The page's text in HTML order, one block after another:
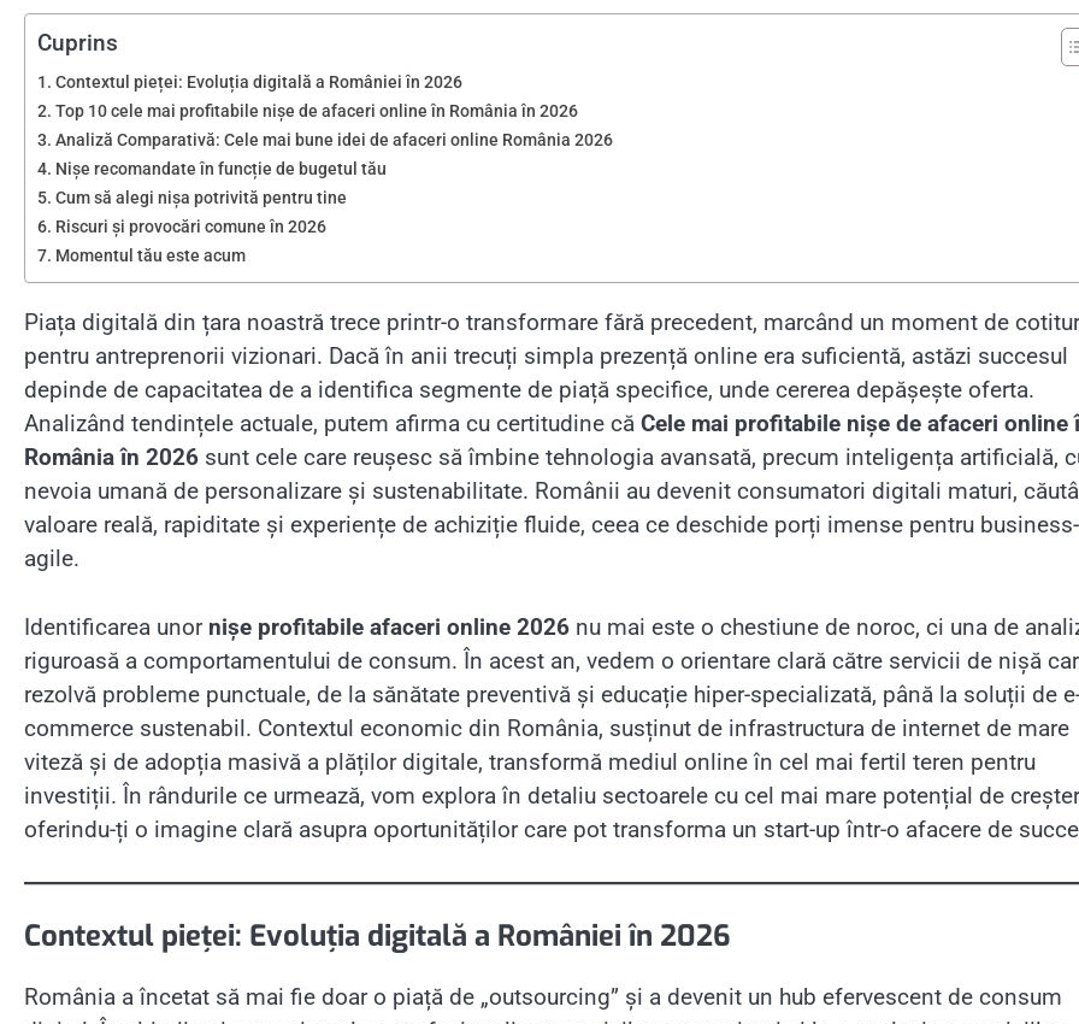
Cuprins
Contextul pieței: Evoluția digitală a României în 2026
Top 10 cele mai profitabile nișe de afaceri online în România în 2026
Analiză Comparativă: Cele mai bune idei de afaceri online România 2026
Nișe recomandate în funcție de bugetul tău
Cum să alegi nișa potrivită pentru tine
Riscuri și provocări comune în 2026
Momentul tău este acum
Piața digitală din țara noastră trece printr-o transformare fără precedent, marcând un moment de
pentru antreprenorii vizionari. Dacă în anii trecuți simpla prezență online era suficientă, astăzi succesul
depinde de capacitatea de a identifica segmente de piață specifice, unde cererea depășește oferta.
Analizând tendințele actuale, putem afirma cu certitudine că Cele mai profitabile nișe de afaceri online
România în 2026 sunt cele care reușesc să îmbine tehnologia avansată, precum inteligența artificială,
nevoia umană de personalizare și sustenabilitate. Românii au devenit consumatori digitali maturi,
valoare reală, rapiditate și experiențe de achiziție fluide, ceea ce deschide porți imense pentru
agile.
Identificarea unor nișe profitabile afaceri online 2026 nu mai este o chestiune de noroc, ci una de
riguroasă a comportamentului de consum. În acest an, vedem o orientare clară către servicii de nișă
rezolvă probleme punctuale, de la sănătate preventivă și educație hiper-specializată, până la soluții de
commerce sustenabil. Contextul economic din România, susținut de infrastructura de internet de mare
viteză și de adopția masivă a plăților digitale, transformă mediul online în cel mai fertil teren pentru
investiții. În rândurile ce urmează, vom explora în detaliu sectoarele cu cel mai mare potențial de
oferindu-ți o imagine clară asupra oportunităților care pot transforma un start-up într-o afacere de
Contextul pieței: Evoluția digitală a României în 2026
România a încetat să mai fie doar o piață de „outsourcing” și a devenit un hub efervescent de consum